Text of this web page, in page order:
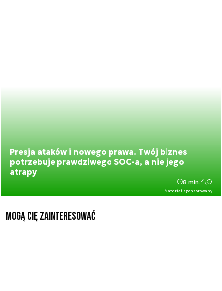
Presja ataków i nowego prawa. Twój biznes
potrzebuje prawdziwego SOC-a, a nie jego
atrapy
Materiał sponsorowany
8 min.
Mogą Cię zainteresować